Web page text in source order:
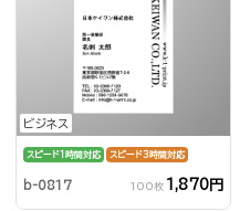
ビジネス
スピード1時間対応 スピード3時間対応
b-0817 100枚 1,870円